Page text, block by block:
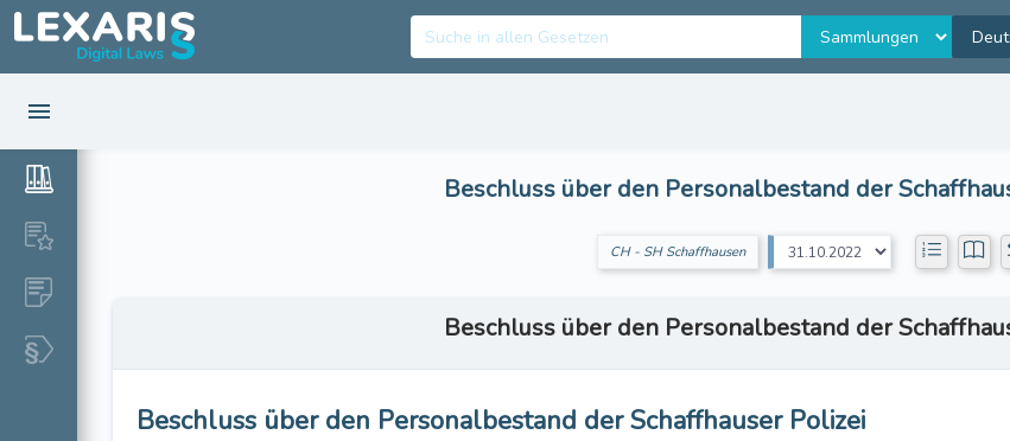
Beschluss über den Personalbestand der
CH - SH Schaffhausen
Beschluss über den Personalbestand der
Beschluss über den Personalbestand der Schaffhauser Polizei